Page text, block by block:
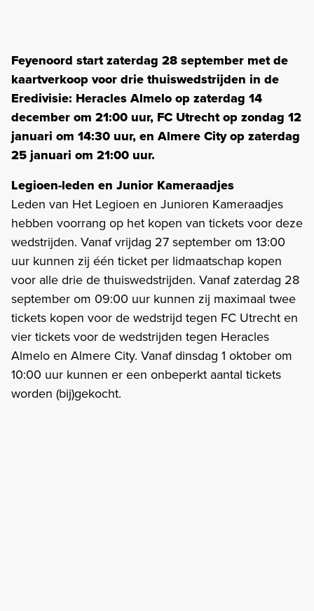
Feyenoord start zaterdag 28 september met de
kaartverkoop voor drie thuiswedstrijden in de
Eredivisie: Heracles Almelo op zaterdag 14
december om 21:00 uur, FC Utrecht op zondag 12
januari om 14:30 uur, en Almere City op zaterdag
25 januari om 21:00 uur.
Legioen-leden en Junior Kameraadjes
Leden van Het Legioen en Junioren Kameraadjes
hebben voorrang op het kopen van tickets voor deze
wedstrijden. Vanaf vrijdag 27 september om 13:00
uur kunnen zij één ticket per lidmaatschap kopen
voor alle drie de thuiswedstrijden. Vanaf zaterdag 28
september om 09:00 uur kunnen zij maximaal twee
tickets kopen voor de wedstrijd tegen FC Utrecht en
vier tickets voor de wedstrijden tegen Heracles
Almelo en Almere City. Vanaf dinsdag 1 oktober om
10:00 uur kunnen er een onbeperkt aantal tickets
worden (bij)gekocht.